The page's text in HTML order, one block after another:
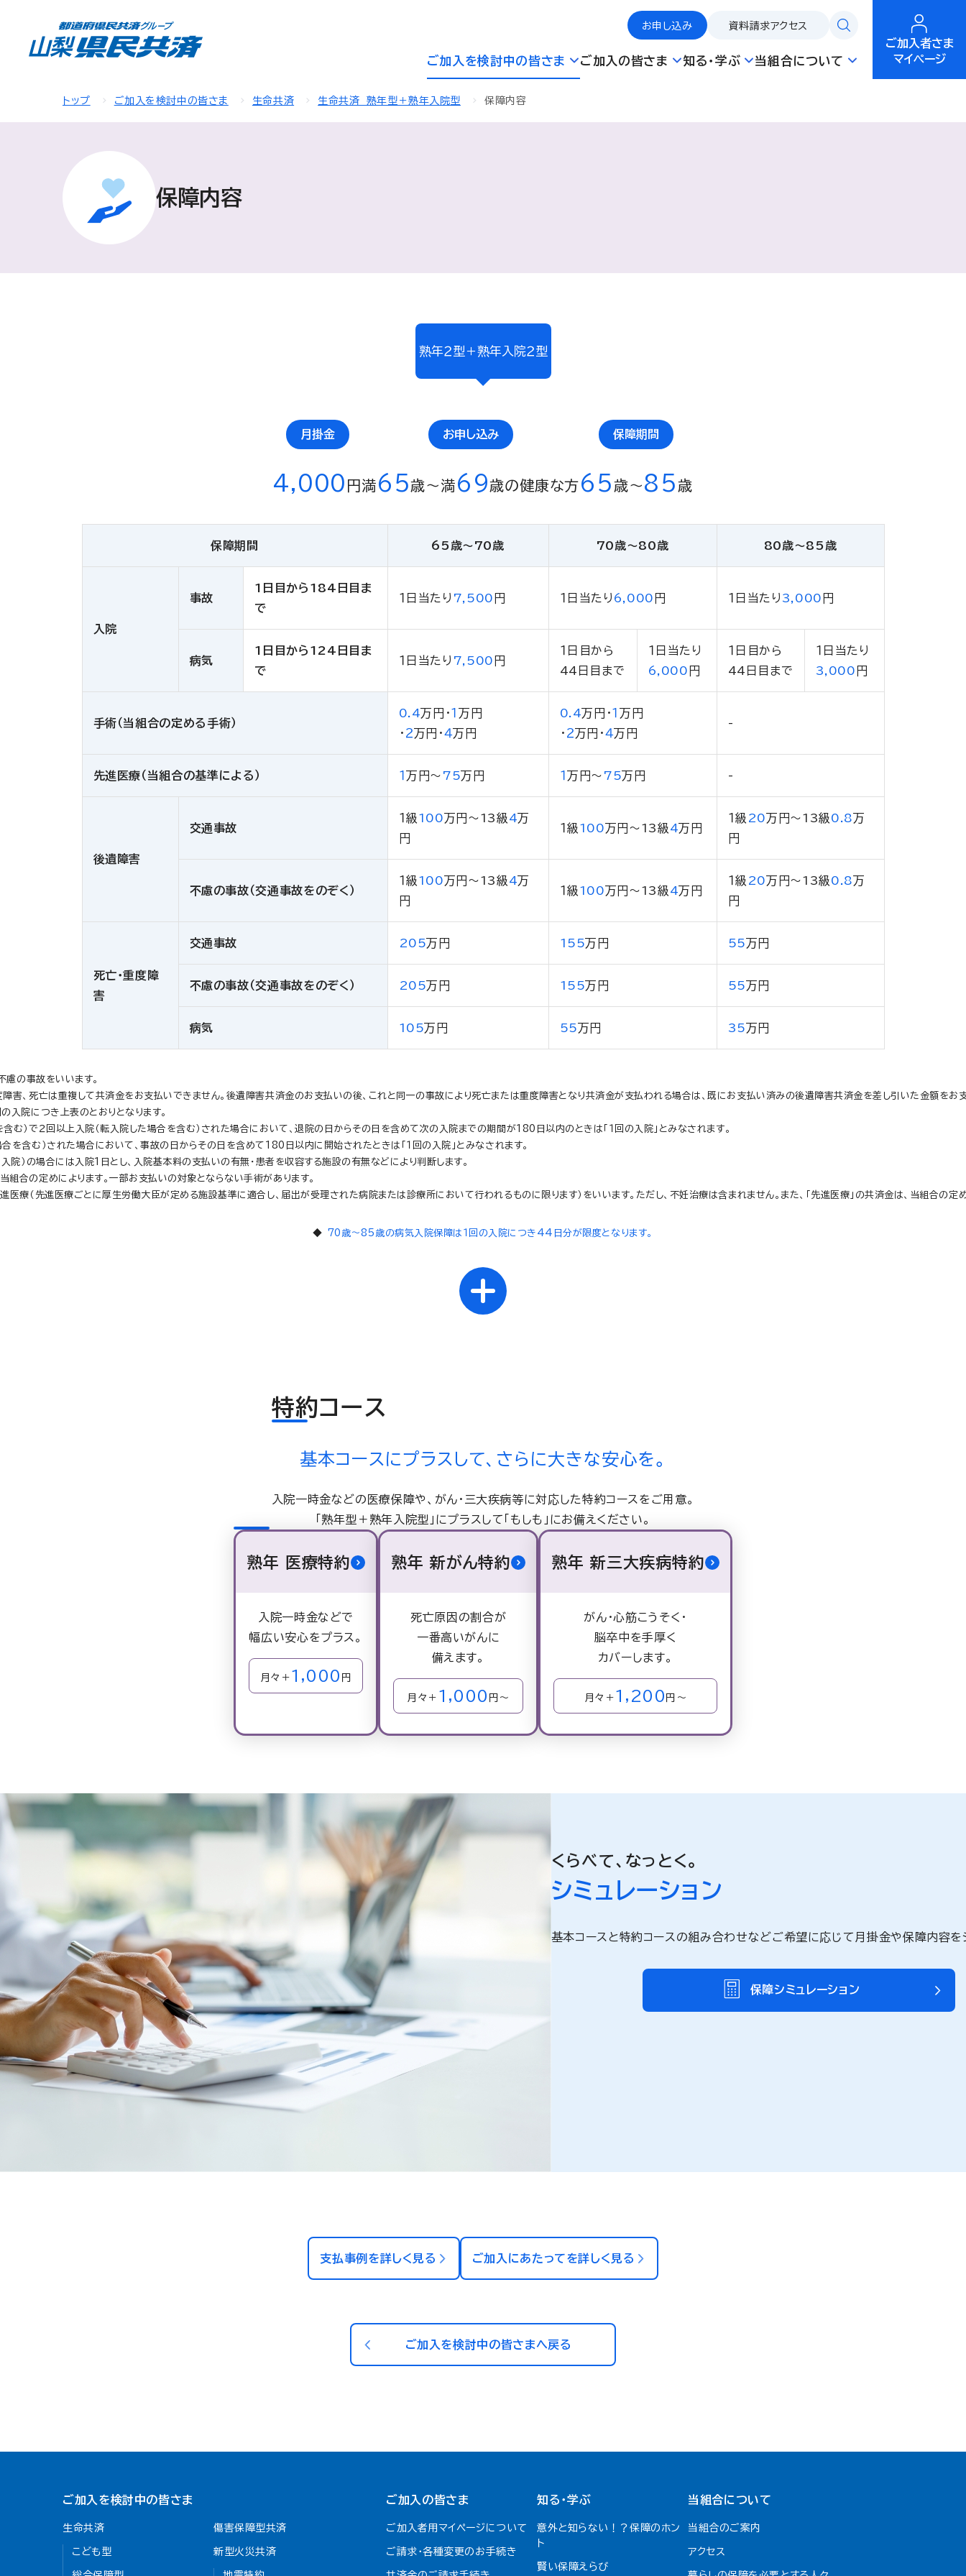
お申し込み 資料請求アクセス
ご加入を検討中の皆さま ご加入の皆さま 知る・学ぶ 当組合について
ご加入者さま
マイページ
トップ ご加入を検討中の皆さま 生命共済 生命共済 熟年型＋熟年入院型 保障内容
保障内容
熟年２型＋熟年入院２型
月掛金
4,000 円
お申し込み
満 65歳〜満 69歳の健康な方
保障期間
65 歳〜 85歳
保障期間 65歳〜70歳 70歳〜80歳 80歳〜85歳
入院
事故
1日目から184日目ま
で
１日当たり 7,500 円 １日当たり 6,000 円 １日当たり 3,000 円
病気
1日目から124日目ま
で
１日当たり 7,500 円
１日目から
44日目まで
１日当たり
6,000 円
１日目から
44日目まで
１日当たり
3,000 円
手術（当組合の定める手術）
0.4万円 ・１ 万円
・ ２万円 ・４万円
0.4万円 ・１ 万円
・ ２万円 ・４万円
-
先進医療（当組合の基準による） １万円〜 75万円 １万円〜 75万円 -
後遺障害
交通事故
１級100万円 〜13級4万
円
１級100万円 〜13級4万円
１級 20万円〜13級0.8万
円
不慮の事故（交通事故をのぞく）
１級100万円 〜13級4万
円
１級100万円 〜13級4万円
１級 20万円〜13級0.8万
円
死亡・重度障
害
交通事故 205万円 155万円 55万円
不慮の事故（交通事故をのぞく） 205万円 155万円 55万円
病気 105万円 55万円 35万円
慮の事故をいいます。
害、死亡は重複して共済金をお支払いできません。後遺障害共済金のお支払いの後、これと同一の事故により死亡または重度障害となり共済金が支払われる場合は、既にお支払い済みの後遺障害共済金を差し引いた金額をお
入院につき上表のとおりとなります。
む）で２回以上入院（転入院した場合を含む）された場合において、退院の日からその日を含めて次の入院までの期間が180日以内のときは「１回の入院」とみなされます。
を含む）された場合において、事故の日からその日を含めて180日以内に開始されたときは「１回の入院」とみなされます。
入院）の場合には入院1日とし、入院基本料の支払いの有無・患者を収容する施設の有無などにより判断します。
合の定めによります。一部お支払いの対象とならない手術があります。
医療（先進医療ごとに厚生労働大臣が定める施設基準に適合し、届出が受理された病院または診療所において行われるものに限ります）をいいます。ただし、不妊治療は含まれません。また、「先進医療」の共済金は、当組合の
70歳～85歳の病気入院保障は１回の入院につき44日分が限度となります。
特約コース
基本コースにプラスして、さらに大きな安心を。
入院一時金などの医療保障や、がん・三大疾病等に対応した特約コースをご用意。
「熟年型＋熟年入院型」にプラスして「もしも」にお備えください。
熟年 医療特約
入院一時金などで
幅広い安心をプラス。
月々＋ 1,000 円
熟年 新がん特約
死亡原因の割合が
一番高いがんに
備えます。
月々＋ 1,000 円～
熟年 新三大疾病特約
がん・心筋こうそく・
脳卒中を手厚く
カバーします。
月々＋ 1,200 円～
くらべて、なっとく。
シミュレーション
基本コースと特約コースの組み合わせなどご希望に応じて月掛金や保障内容を
保障シミュレーション
支払事例を詳しく見る ご加入にあたってを詳しく見る
ご加入を検討中の皆さまへ戻る
ご加入を検討中の皆さま
生命共済
こども型
傷害保障型共済
新型火災共済
ご加入の皆さま
ご加入者用マイページについて
ご請求・各種変更のお手続き
知る・学ぶ
意外と知らない！？保障のホン
ト
賢い保障えらび
当組合について
当組合のご案内
アクセス